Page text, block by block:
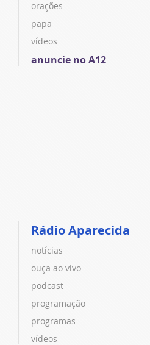
orações
papa
vídeos
anuncie no A12
Rádio Aparecida
notícias
ouça ao vivo
podcast
programação
programas
vídeos